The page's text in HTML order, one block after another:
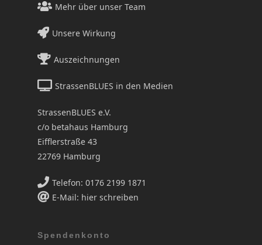
Mehr über unser Team
Unsere Wirkung
Auszeichnungen
StrassenBLUES in den Medien
StrassenBLUES e.V.
c/o betahaus Hamburg
Eifflerstraße 43
22769 Hamburg
Telefon: 0176 2199 1871
E-Mail: hier schreiben
Spendenkonto